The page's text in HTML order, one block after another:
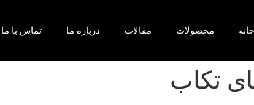
خانه محصولات مقالات درباره ما تماس با ما
تکاب